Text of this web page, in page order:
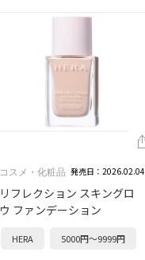
コスメ・化粧品 発売日：2026.02.04
リフレクション スキングロ
ウ ファンデーション
HERA 5000円～9999円